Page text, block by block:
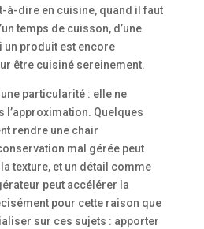
à-dire en cuisine, quand il faut
temps de cuisson, d’une
un produit est encore
être cuisiné sereinement.
particularité : elle ne
l’approximation. Quelques
rendre une chair
mal gérée peut
texture, et un détail comme
peut accélérer la
pour cette raison que
sur ces sujets : apporter